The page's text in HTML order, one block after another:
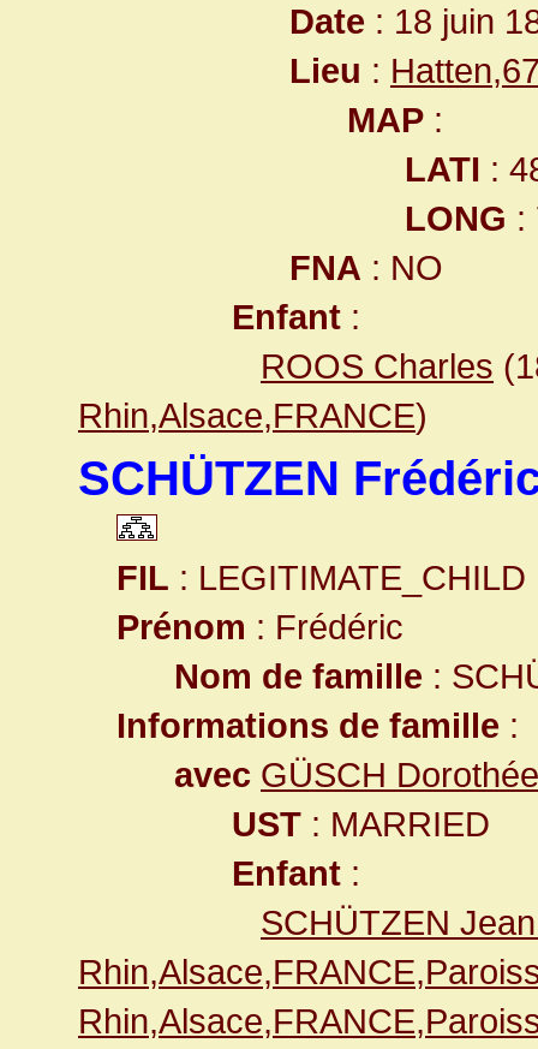
Date : 18 juin
Lieu :
MAP :
LATI :
LONG :
FNA : NO
Enfant :
ROOS Charles
Rhin,Alsace,FRANCE)
SCHÜTZEN
FIL : LEGITIMATE_CHILD
Prénom : Frédéric
Nom de famille :
Informations de famille :
avec GÜSCH Dorothée
UST : MARRIED
Enfant :
SCHÜTZEN